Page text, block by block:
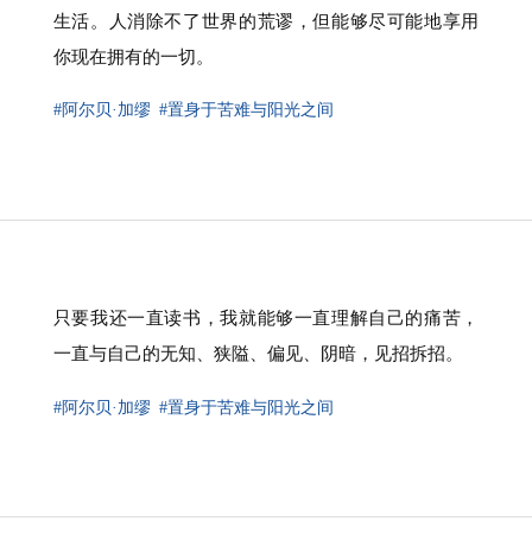
生活。人消除不了世界的荒谬，但能够尽可能地享用
你现在拥有的一切。
#阿尔贝·加缪 #置身于苦难与阳光之间
只要我还一直读书，我就能够一直理解自己的痛苦，
一直与自己的无知、狭隘、偏见、阴暗，见招拆招。
#阿尔贝·加缪 #置身于苦难与阳光之间